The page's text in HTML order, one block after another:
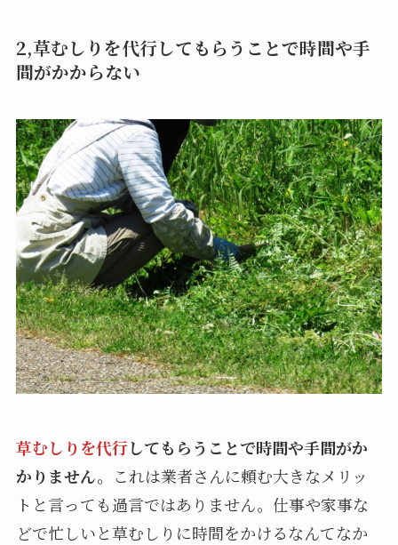
2,草むしりを代行してもらうことで時間や手
間がかからない
草むしりを代行してもらうことで時間や手間がか
かりません。 これは業者さんに頼む大きなメリッ
トと言っても過言ではありません。仕事や家事な
どで忙しいと草むしりに時間をかけるなんてなか